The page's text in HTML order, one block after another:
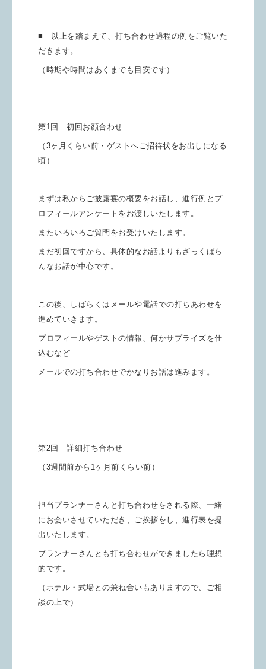
■ 以上を踏まえて、打ち合わせ過程の例をご覧いた
だきます。
（時期や時間はあくまでも目安です）
第1回 初回お顔合わせ
（3ヶ月くらい前・ゲストへご招待状をお出しになる
頃）
まずは私からご披露宴の概要をお話し、進行例とプ
ロフィールアンケートをお渡しいたします。
またいろいろご質問をお受けいたします。
まだ初回ですから、具体的なお話よりもざっくばら
んなお話が中心です。
この後、しばらくはメールや電話での打ちあわせを
進めていきます。
プロフィールやゲストの情報、何かサプライズを仕
込むなど
メールでの打ち合わせでかなりお話は進みます。
第2回 詳細打ち合わせ
（3週間前から1ヶ月前くらい前）
担当プランナーさんと打ち合わせをされる際、一緒
にお会いさせていただき、ご挨拶をし、進行表を提
出いたします。
プランナーさんとも打ち合わせができましたら理想
的です。
（ホテル・式場との兼ね合いもありますので、ご相
談の上で）